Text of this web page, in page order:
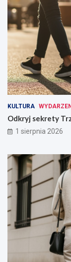
KULTURA
Odkryj sekrety
1 sierpnia 2026